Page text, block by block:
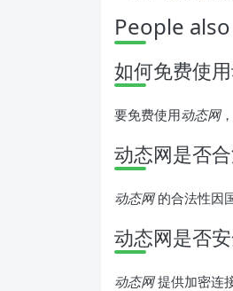
People
如何免费使
要免费使用动态网
动态网是否合
动态网的合法性因
动态网是否安
动态网提供加密连